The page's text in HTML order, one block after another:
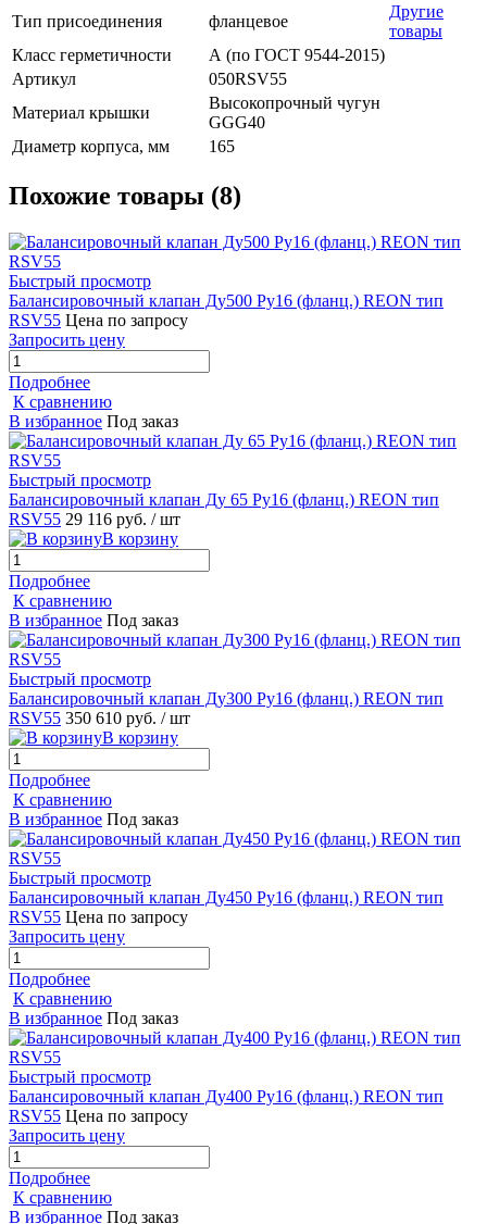
Тип присоединения
фланцевое
Другие
товары
Класс герметичности
А (по ГОСТ 9544-2015)
Артикул
050RSV55
Материал крышки
Высокопрочный чугун
GGG40
Диаметр корпуса, мм
165
Похожие товары (8)
Быстрый просмотр
Балансировочный клапан Ду500 Ру16 (фланц.) REON тип
RSV55 Цена по запросу
Запросить цену
Подробнее
К сравнению
В избранное Под заказ
Быстрый просмотр
Балансировочный клапан Ду 65 Ру16 (фланц.) REON тип
RSV55 29 116 руб. / шт
В корзину
Подробнее
К сравнению
В избранное Под заказ
Быстрый просмотр
Балансировочный клапан Ду300 Ру16 (фланц.) REON тип
RSV55 350 610 руб. / шт
В корзину
Подробнее
К сравнению
В избранное Под заказ
Быстрый просмотр
Балансировочный клапан Ду450 Ру16 (фланц.) REON тип
RSV55 Цена по запросу
Запросить цену
Подробнее
К сравнению
В избранное Под заказ
Быстрый просмотр
Балансировочный клапан Ду400 Ру16 (фланц.) REON тип
RSV55 Цена по запросу
Запросить цену
Подробнее
К сравнению
В избранное Под заказ